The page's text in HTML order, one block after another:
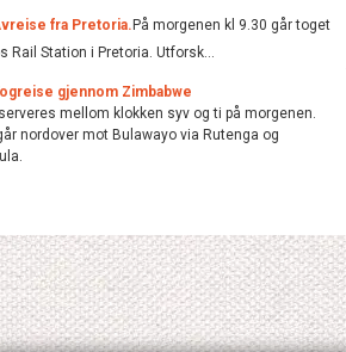
fra Pretoria.På morgenen kl 9.30 går toget
Rail Station i Pretoria. Utforsk...
gjennom Zimbabwe
mellom klokken syv og ti på morgenen.
nordover mot Bulawayo via Rutenga og